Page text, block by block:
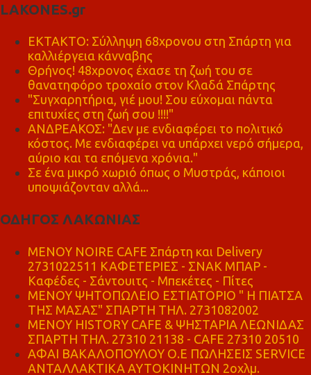
LAKONES.gr
ΕΚΤΑΚΤΟ: Σύλληψη 68χρονου στη Σπάρτη για
καλλιέργεια κάνναβης
Θρήνος! 48χρονος έχασε τη ζωή του σε
θανατηφόρο τροχαίο στον Κλαδά Σπάρτης
"Συγχαρητήρια, γιέ μου! Σου εύχομαι πάντα
επιτυχίες στη ζωή σου !!!!"
ΑΝΔΡΕΑΚΟΣ: "Δεν με ενδιαφέρει το πολιτικό
κόστος. Με ενδιαφέρει να υπάρχει νερό σήμερα,
αύριο και τα επόμενα χρόνια."
Σε ένα μικρό χωριό όπως ο Μυστράς, κάποιοι
υποψιάζονταν αλλά...
ΟΔΗΓΟΣ ΛΑΚΩΝΙΑΣ
MENOY NOIRE CAFE Σπάρτη και Delivery
2731022511 ΚΑΦΕΤΕΡΙΕΣ - ΣΝΑΚ ΜΠΑΡ -
Καφέδες - Σάντουιτς - Μπεκέτες - Πίτες
ΜΕΝΟΥ ΨΗΤΟΠΩΛΕΙΟ ΕΣΤΙΑΤΟΡΙΟ " Η ΠΙΑΤΣΑ
ΤΗΣ ΜΑΣΑΣ" ΣΠΑΡΤΗ ΤΗΛ. 2731082002
ΜΕΝΟΥ HISTORY CAFE & ΨΗΣΤΑΡΙΑ ΛΕΩΝΙΔΑΣ
ΣΠΑΡΤΗ ΤΗΛ. 27310 21138 - CAFE 27310 20510
ΑΦΑΙ ΒΑΚΑΛΟΠΟΥΛΟΥ Ο.Ε ΠΩΛΗΣΕΙΣ SERVICE
ΑΝΤΑΛΛΑΚΤΙΚΑ ΑΥΤΟΚΙΝΗΤΩΝ 2οχλμ.